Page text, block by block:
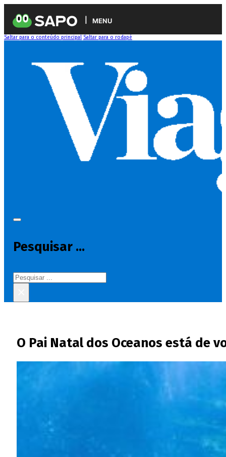
MENU
Saltar para o conteúdo principal Saltar para o rodapé
Pesquisar ...
Pesquisar
O Pai Natal dos Oceanos está de